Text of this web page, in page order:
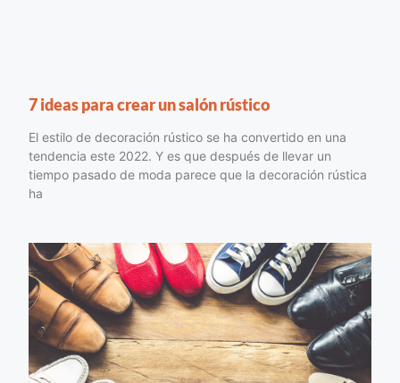
7 ideas para crear un salón rústico
El estilo de decoración rústico se ha convertido en una
tendencia este 2022. Y es que después de llevar un
tiempo pasado de moda parece que la decoración rústica
ha